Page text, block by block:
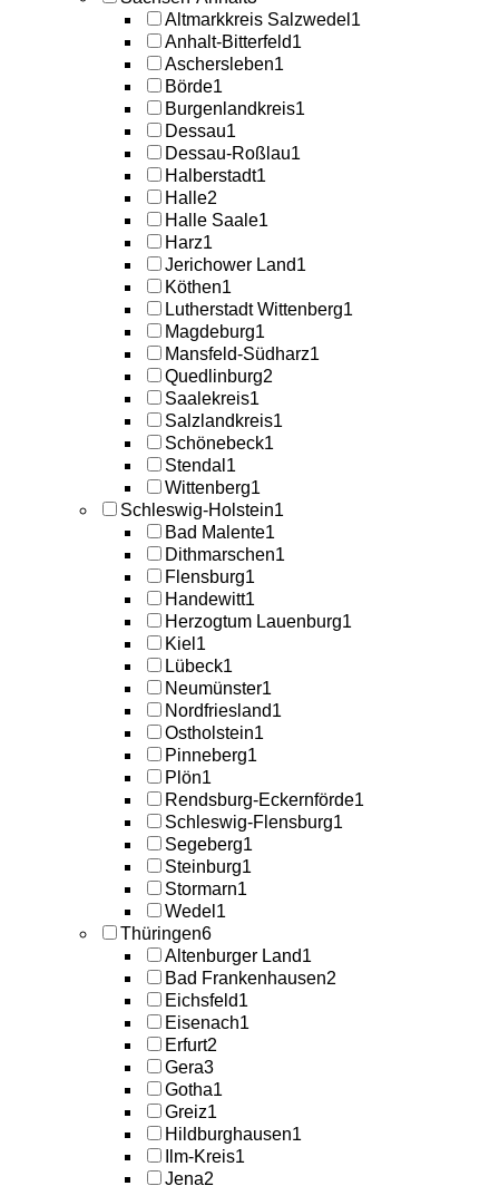
Altmarkkreis Salzwedel 1
Anhalt-Bitterfeld1
Aschersleben1
Börde1
Burgenlandkreis1
Dessau1
Dessau-Roßlau1
Halberstadt1
Halle2
Halle Saale1
Harz1
Jerichower Land1
Köthen1
Lutherstadt Wittenberg1
Magdeburg1
Mansfeld-Südharz1
Quedlinburg2
Saalekreis1
Salzlandkreis1
Schönebeck1
Stendal 1
Wittenberg1
Schleswig-Holstein1
Bad Malente1
Dithmarschen1
Flensburg1
Handewitt1
Herzogtum Lauenburg1
Kiel 1
Lübeck1
Neumünster1
Nordfriesland1
Ostholstein1
Pinneberg1
Plön1
Rendsburg-Eckernförde1
Schleswig-Flensburg1
Segeberg1
Steinburg1
Stormarn1
Wedel 1
Thüringen6
Altenburger Land1
Bad Frankenhausen2
Eichsfeld1
Eisenach1
Erfurt2
Gera3
Gotha1
Greiz1
Hildburghausen1
Ilm-Kreis1
Jena2